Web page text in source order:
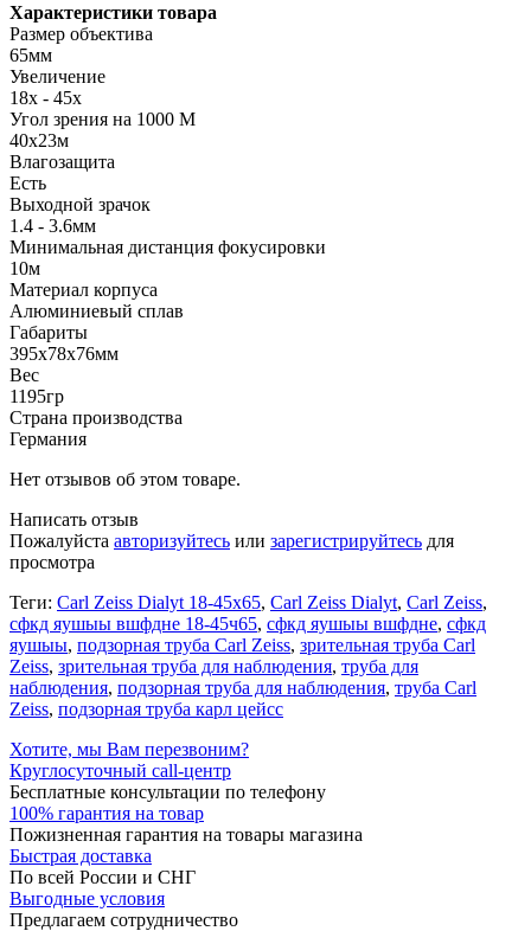
Характеристики товара
Размер объектива
65мм
Увеличение
18x - 45x
Угол зрения на 1000 М
40x23м
Влагозащита
Есть
Выходной зрачок
1.4 - 3.6мм
Минимальная дистанция фокусировки
10м
Материал корпуса
Алюминиевый сплав
Габариты
395x78x76мм
Вес
1195гр
Страна производства
Германия
Нет отзывов об этом товаре.
Написать отзыв
Пожалуйста авторизуйтесь или зарегистрируйтесь для
просмотра
Теги: Carl Zeiss Dialyt 18-45x65, Carl Zeiss Dialyt, Carl Zeiss,
сфкд яушыы вшфдне 18-45ч65, сфкд яушыы вшфдне, сфкд
яушыы, подзорная труба Carl Zeiss, зрительная труба Carl
Zeiss, зрительная труба для наблюдения, труба для
наблюдения, подзорная труба для наблюдения, труба Carl
Zeiss, подзорная труба карл цейсс
Хотите, мы Вам перезвоним?
Круглосуточный call-центр
Бесплатные консультации по телефону
100% гарантия на товар
Пожизненная гарантия на товары магазина
Быстрая доставка
По всей России и СНГ
Выгодные условия
Предлагаем сотрудничество